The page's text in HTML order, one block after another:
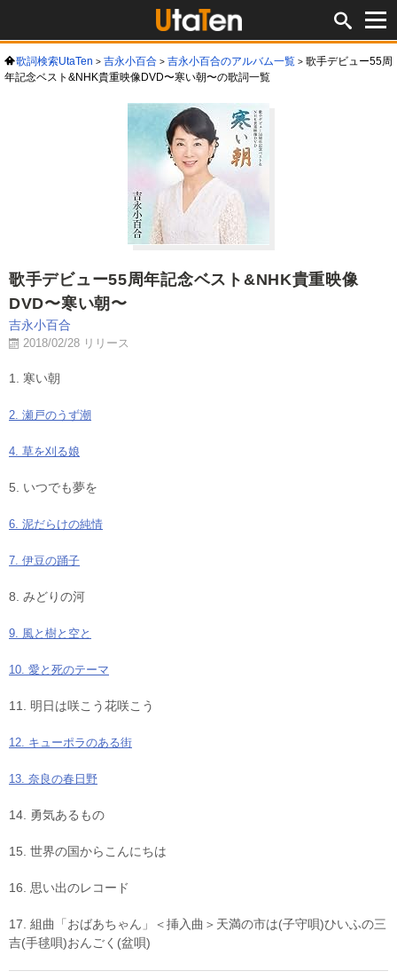
歌詞検索UtaTen 吉永小百合 吉永小百合のアルバム一覧
歌手デビュー55周
年記念ベスト&NHK貴重映像DVD〜寒い朝〜の歌詞一覧
歌手デビュー55周年記念ベスト&NHK貴重映像
DVD〜寒い朝〜
吉永小百合
2018/02/28 リリース
1. 寒い朝
2. 瀬戸のうず潮
4. 草を刈る娘
5. いつでも夢を
6. 泥だらけの純情
7. 伊豆の踊子
8. みどりの河
9. 風と樹と空と
10. 愛と死のテーマ
11. 明日は咲こう花咲こう
12. キューポラのある街
13. 奈良の春日野
14. 勇気あるもの
15. 世界の国からこんにちは
16. 思い出のレコード
17. 組曲「おばあちゃん」＜挿入曲＞天満の市は(子守唄)ひいふの三
吉(手毬唄)おんごく(盆唄)